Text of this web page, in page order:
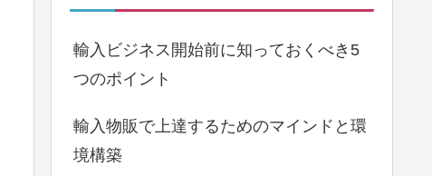
輸入ビジネス開始前に知っておくべき5
つのポイント
輸入物販で上達するためのマインドと環
境構築